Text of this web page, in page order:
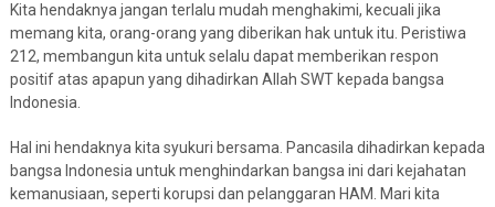
Kita hendaknya jangan terlalu mudah menghakimi, kecuali jika
memang kita, orang-orang yang diberikan hak untuk itu. Peristiwa
212, membangun kita untuk selalu dapat memberikan respon
positif atas apapun yang dihadirkan Allah SWT kepada bangsa
Indonesia.
Hal ini hendaknya kita syukuri bersama. Pancasila dihadirkan kepada
bangsa Indonesia untuk menghindarkan bangsa ini dari kejahatan
kemanusiaan, seperti korupsi dan pelanggaran HAM. Mari kita